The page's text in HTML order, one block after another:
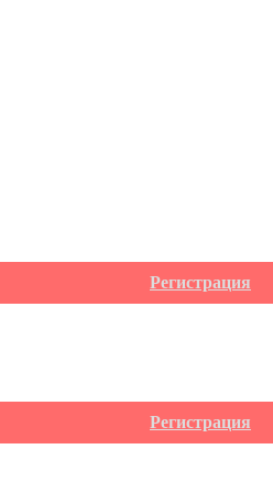
Регистрация
Регистрация